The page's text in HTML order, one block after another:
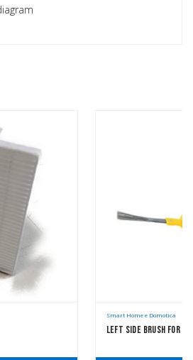
Smart Home e Domotica
Left Side Brush For